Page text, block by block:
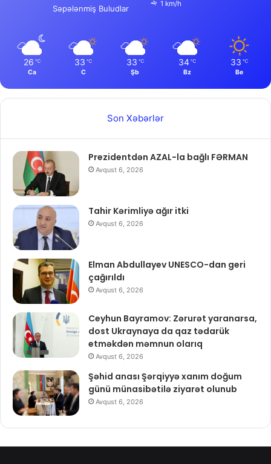
Səpələnmiş Buludlar
1 km/h
26 ℃
Ca
33 ℃
C
33 ℃
Şb
34 ℃
Bz
33 ℃
Be
Son Xəbərlər
Prezidentdən AZAL-la bağlı FƏRMAN
Avqust 6, 2026
Tahir Kərimliyə ağır itki
Avqust 6, 2026
Elman Abdullayev UNESCO-dan geri
çağırıldı
Avqust 6, 2026
Ceyhun Bayramov: Zərurət yaranarsa,
dost Ukraynaya da qaz tədarük
etməkdən məmnun olarıq
Avqust 6, 2026
Şəhid anası Şərqiyyə xanım doğum
günü münasibətilə ziyarət olunub
Avqust 6, 2026